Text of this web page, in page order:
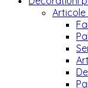
Articole